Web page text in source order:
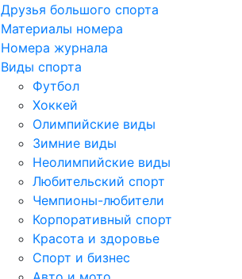
Друзья большого спорта
Материалы номера
Номера журнала
Виды спорта
Футбол
Хоккей
Олимпийские виды
Зимние виды
Неолимпийские виды
Любительский спорт
Чемпионы-любители
Корпоративный спорт
Красота и здоровье
Спорт и бизнес